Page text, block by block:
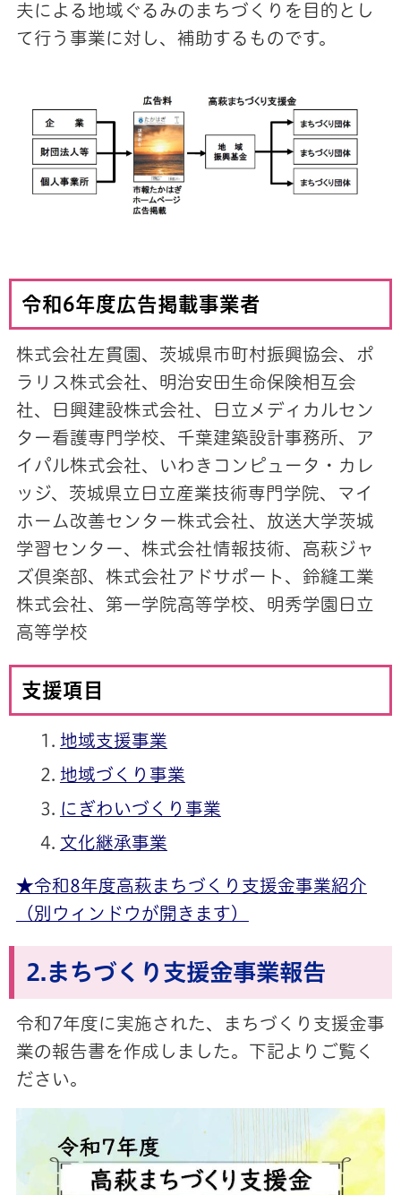
夫による地域ぐるみのまちづくりを目的とし
て行う事業に対し、補助するものです。
令和6年度広告掲載事業者
株式会社左貫園、茨城県市町村振興協会、ポ
ラリス株式会社、明治安田生命保険相互会
社、日興建設株式会社、日立メディカルセン
ター看護専門学校、千葉建築設計事務所、ア
イパル株式会社、いわきコンピュータ・カレ
ッジ、茨城県立日立産業技術専門学院、マイ
ホーム改善センター株式会社、放送大学茨城
学習センター、株式会社情報技術、高萩ジャ
ズ倶楽部、株式会社アドサポート、鈴縫工業
株式会社、第一学院高等学校、明秀学園日立
高等学校
支援項目
地域支援事業
地域づくり事業
にぎわいづくり事業
文化継承事業
★令和8年度高萩まちづくり支援金事業紹介
（別ウィンドウが開きます）
2.まちづくり支援金事業報告
令和7年度に実施された、まちづくり支援金事
業の報告書を作成しました。下記よりご覧く
ださい。